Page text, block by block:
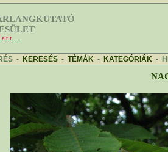
- KERESÉS - TÉMÁK - KATEGÓRIÁK -